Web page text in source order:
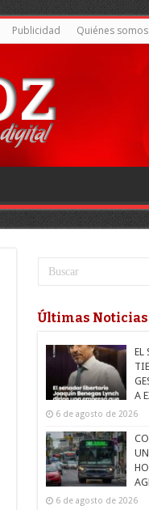
Publicidad Quiénes somos
Últimas Noticias
EL
A
6 de agosto de 2026
6 de agosto de 2026